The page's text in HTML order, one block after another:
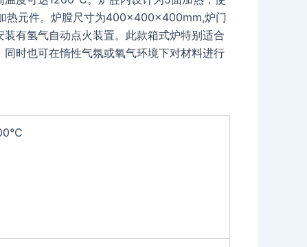
热元件。炉膛尺寸为400×400×400mm,炉门
有氢气自动点火装置。此款箱式炉特别适合
时也可在惰性气氛或氧气环境下对材料进行